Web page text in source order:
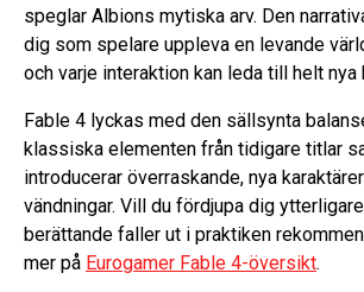
speglar Albions mytiska arv. Den
dig som spelare uppleva en levande
och varje interaktion kan leda till helt nya
Fable 4 lyckas med den sällsynta
klassiska elementen från tidigare titlar
introducerar överraskande, nya
vändningar. Vill du fördjupa dig
berättande faller ut i praktiken
mer på Eurogamer Fable 4-översikt.